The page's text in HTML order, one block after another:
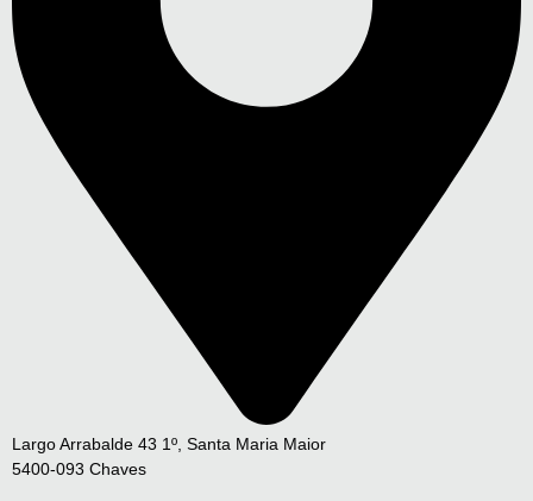
Largo Arrabalde 43 1º, Santa Maria Maior
5400-093 Chaves